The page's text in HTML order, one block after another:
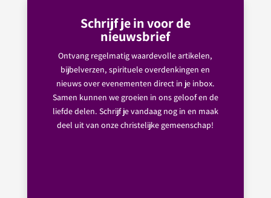
Schrijf je in voor de
nieuwsbrief
Ontvang regelmatig waardevolle artikelen,
bijbelverzen, spirituele overdenkingen en
nieuws over evenementen direct in je inbox.
Samen kunnen we groeien in ons geloof en de
liefde delen. Schrijf je vandaag nog in en maak
deel uit van onze christelijke gemeenschap!